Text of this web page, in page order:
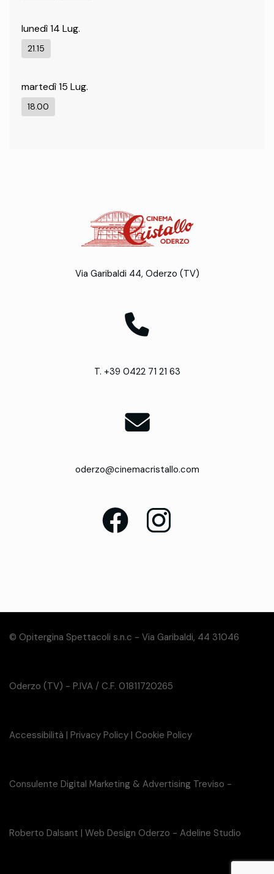
lunedì 14 Lug.
21.15
martedì 15 Lug.
18.00
Via Garibaldi 44, Oderzo (TV)
T. +39 0422 71 21 63
oderzo@cinemacristallo.com
© Opitergina Spettacoli s.n.c - Via Garibaldi, 44 31046
Oderzo (TV) - P.IVA / C.F. 01811720265
Accessibilità | Privacy Policy | Cookie Policy
Consulente Digital Marketing & Advertising Treviso -
Roberto Dalsant | Web Design Oderzo - Adeline Studio